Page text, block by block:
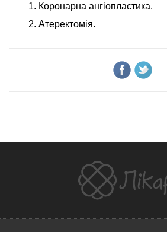
Коронарна ангіопластика.
Атеректомія.